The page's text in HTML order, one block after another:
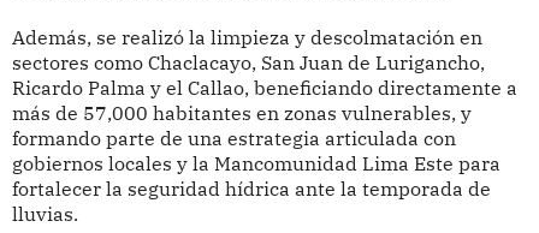
Además, se realizó la limpieza y descolmatación en
sectores como Chaclacayo, San Juan de Lurigancho,
Ricardo Palma y el Callao, beneficiando directamente a
más de 57,000 habitantes en zonas vulnerables, y
formando parte de una estrategia articulada con
gobiernos locales y la Mancomunidad Lima Este para
fortalecer la seguridad hídrica ante la temporada de
lluvias.